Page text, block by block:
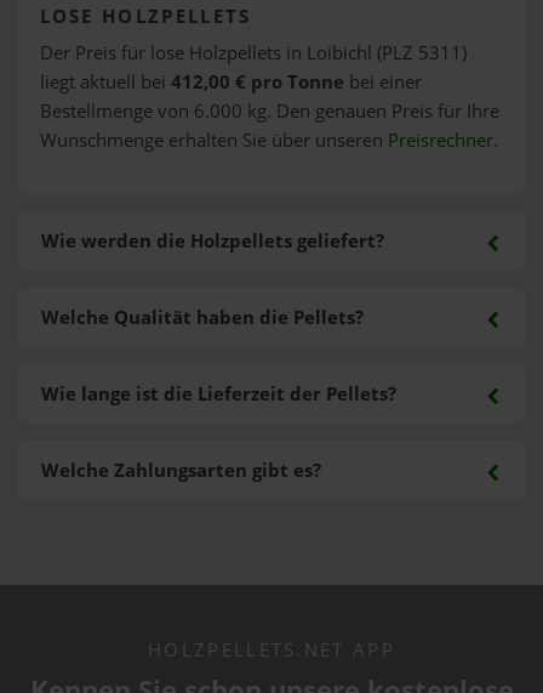
LOSE HOLZPELLETS
Der Preis für lose Holzpellets in Loibichl (PLZ 5311)
liegt aktuell bei 412,00 € pro Tonne bei einer
Bestellmenge von 6.000 kg. Den genauen Preis für Ihre
Wunschmenge erhalten Sie über unseren Preisrechner.
Wie werden die Holzpellets geliefert?
Welche Zahlungsarten gibt es?
Welche Qualität haben die Pellets?
Wie lange ist die Lieferzeit der Pellets?
HOLZPELLETS.NET APP